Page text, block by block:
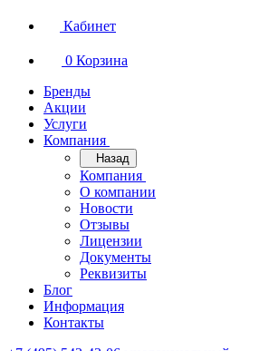
Кабинет
0 Корзина
Бренды
Акции
Услуги
Компания
Назад
Компания
О компании
Новости
Отзывы
Лицензии
Документы
Реквизиты
Блог
Информация
Контакты